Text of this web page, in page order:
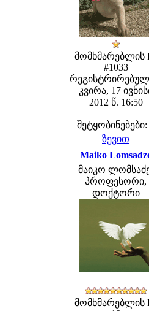
მომხმარებლის
#1033
კვირა, 17
2012 წ. 16:50
შეტყობინებები:
ზევით
Maiko
მაიკო
პროფესორი,
დოქტორი
მომხმარებლის